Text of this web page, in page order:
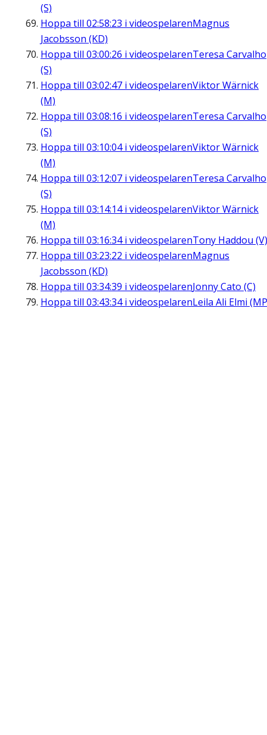
(S)
Hoppa till 02:58:23 i videospelarenMagnus
Jacobsson (KD)
Hoppa till 03:00:26 i videospelarenTeresa Carvalho
(S)
Hoppa till 03:02:47 i videospelarenViktor Wärnick
(M)
Hoppa till 03:08:16 i videospelarenTeresa Carvalho
(S)
Hoppa till 03:10:04i videospelarenViktor Wärnick
(M)
Hoppa till 03:12:07 i videospelarenTeresa Carvalho
(S)
Hoppa till 03:14:14i videospelarenViktor Wärnick
(M)
Hoppa till 03:16:34i videospelarenTony Haddou (V)
Hoppa till 03:23:22 i videospelarenMagnus
Jacobsson (KD)
Hoppa till 03:34:39 i videospelarenJonny Cato (C)
Hoppa till 03:43:34i videospelarenLeila Ali Elmi